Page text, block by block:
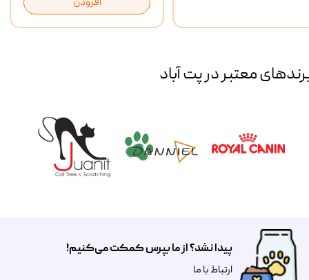
معتبر در پت آباد
پیدا نشد؟ از ما بپرس کمکت می‌کنیم!
​​​ارتباط با ما